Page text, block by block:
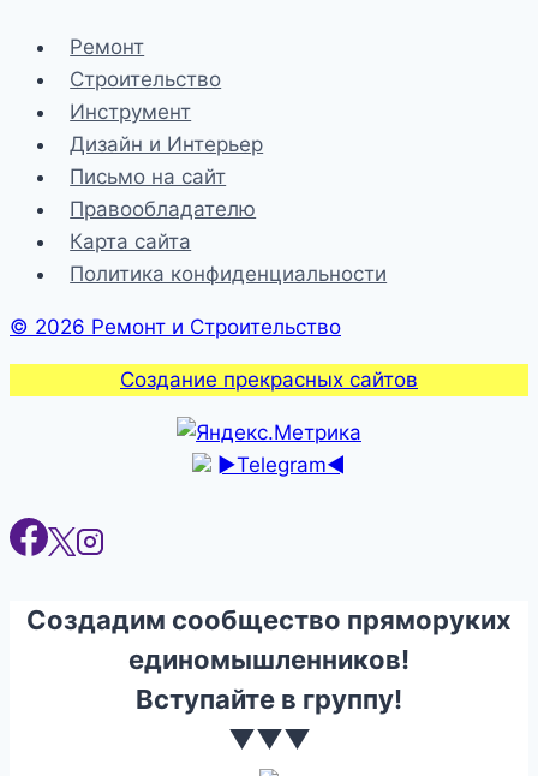
и
интерьеров
|
Загородный
дача
Ремонт
Строительство
Инструмент
Дизайн и Интерьер
Письмо на сайт
Правообладателю
Карта сайта
Политика конфиденциальности
© 2026 Ремонт и Строительство
Создание прекрасных сайтов
►Telegram◄
Создадим сообщество пряморуких
единомышленников!
Вступайте в группу!
▼▼▼